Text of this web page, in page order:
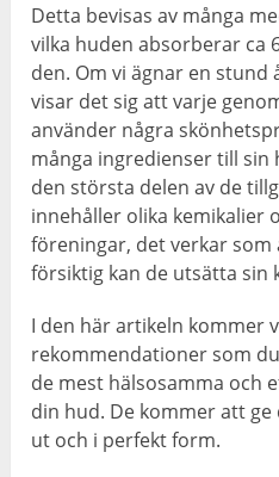
Detta bevisas av många
vilka huden absorberar ca
den. Om vi ​​ägnar en
visar det sig att varje
använder några
många ingredienser till sin
den största delen av de
innehåller olika kemikalier
föreningar, det verkar
försiktig kan de utsätta sin
I den här artikeln kommer
rekommendationer som
de mest hälsosamma och
din hud. De kommer att
ut och i perfekt form.